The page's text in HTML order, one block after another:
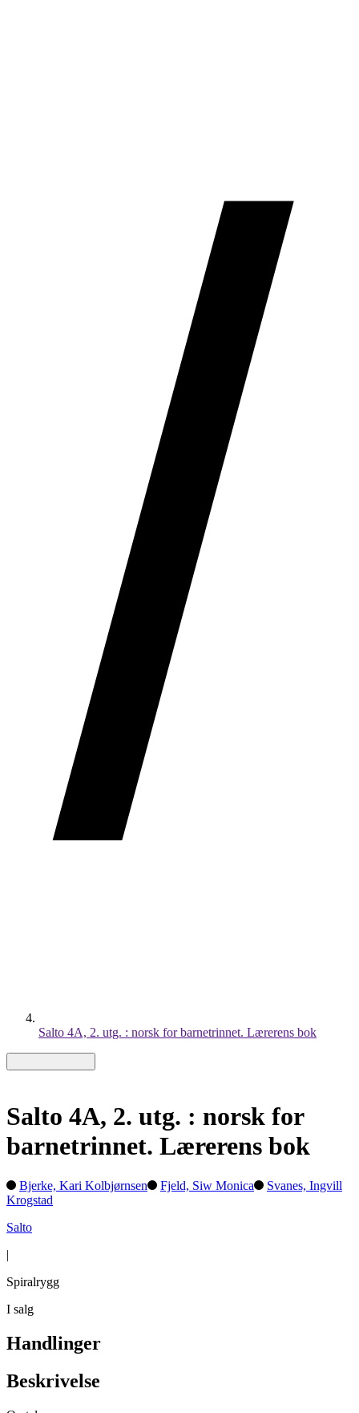
Salto 4A, 2. utg. : norsk for barnetrinnet. Lærerens bok
Salto 4A, 2. utg. : norsk for
barnetrinnet. Lærerens bok
Bjerke, Kari Kolbjørnsen Fjeld, Siw Monica
Svanes, Ingvill
Krogstad
Salto
|
Spiralrygg
I salg
Handlinger
Beskrivelse